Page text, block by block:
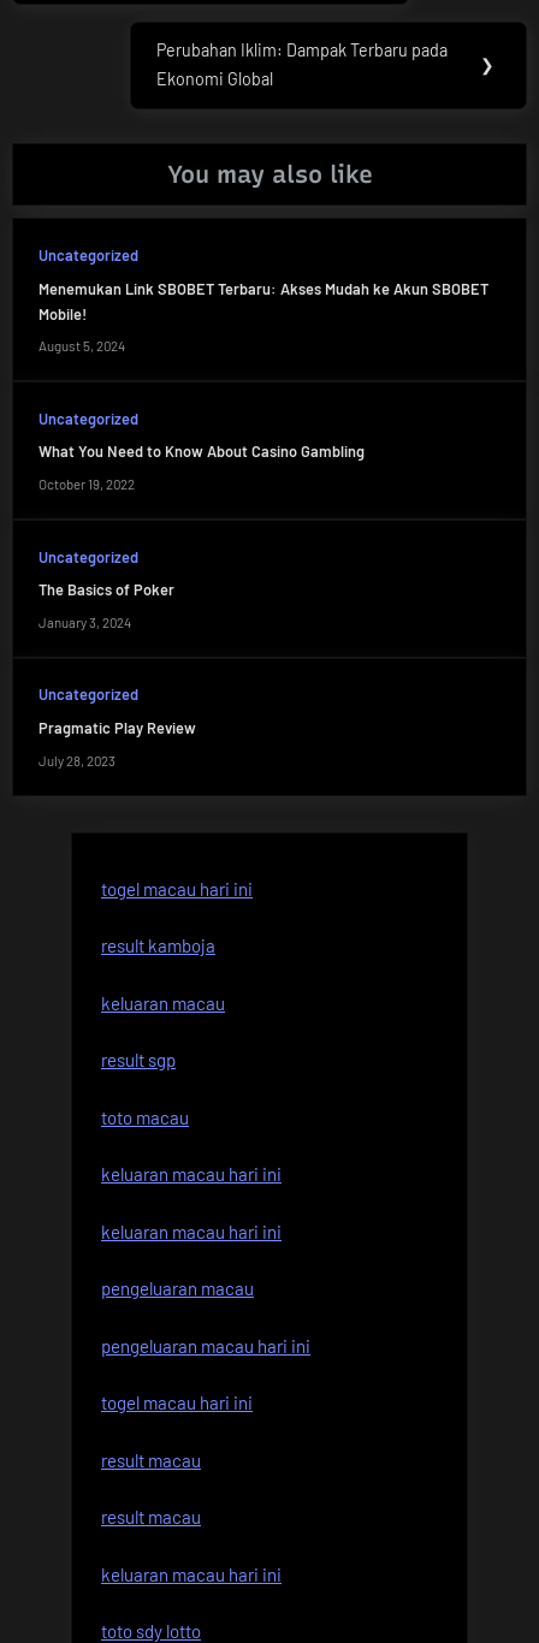
Next
Post:
Perubahan Iklim: Dampak Terbaru pada
Ekonomi Global
❯
You may also like
Uncategorized
Menemukan Link SBOBET Terbaru: Akses Mudah ke Akun SBOBET
Mobile!
August 5, 2024
Uncategorized
What You Need to Know About Casino Gambling
October 19, 2022
Uncategorized
The Basics of Poker
January 3, 2024
Uncategorized
Pragmatic Play Review
July 28, 2023
togel macau hari ini
result kamboja
keluaran macau
result sgp
toto macau
keluaran macau hari ini
keluaran macau hari ini
pengeluaran macau
pengeluaran macau hari ini
togel macau hari ini
result macau
result macau
keluaran macau hari ini
toto sdy lotto